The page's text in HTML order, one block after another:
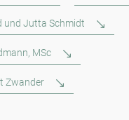
und Jutta Schmidt
MSc
Zwander